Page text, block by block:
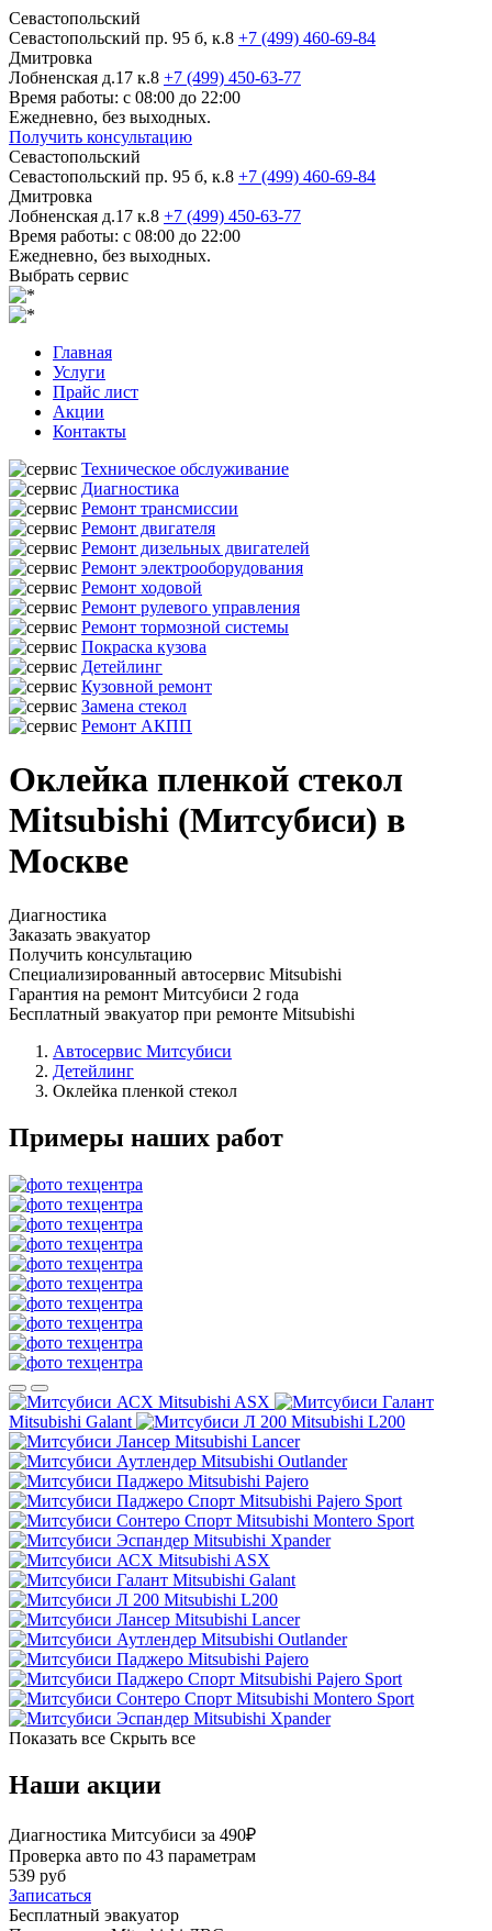
Севастопольский
Севастопольский пр. 95 б, к.8 +7 (499) 460-69-84
Дмитровка
Лобненская д.17 к.8 +7 (499) 450-63-77
Время работы: с 08:00 до 22:00
Ежедневно, без выходных.
Получить консультацию
Севастопольский
Севастопольский пр. 95 б, к.8 +7 (499) 460-69-84
Дмитровка
Лобненская д.17 к.8 +7 (499) 450-63-77
Время работы: с 08:00 до 22:00
Ежедневно, без выходных.
Выбрать сервис
Главная
Услуги
Прайс лист
Акции
Контакты
Техническое обслуживание
Диагностика
Ремонт трансмиссии
Ремонт двигателя
Ремонт дизельных двигателей
Ремонт электрооборудования
Ремонт ходовой
Ремонт рулевого управления
Ремонт тормозной системы
Покраска кузова
Детейлинг
Кузовной ремонт
Замена стекол
Ремонт АКПП
Оклейка пленкой стекол
Mitsubishi (Митсубиси) в
Москве
Диагностика
Заказать эвакуатор
Получить консультацию
Специализированный автосервис Mitsubishi
Гарантия на ремонт Митсубиси 2 года
Бесплатный эвакуатор при ремонте Mitsubishi
Автосервис Митсубиси
Детейлинг
Оклейка пленкой стекол
Примеры наших работ
Mitsubishi ASX
Mitsubishi Galant
Mitsubishi L200
Mitsubishi Lancer
Mitsubishi Outlander
Mitsubishi Pajero
Mitsubishi Pajero Sport
Mitsubishi Montero Sport
Mitsubishi Xpander
Mitsubishi ASX
Mitsubishi Galant
Mitsubishi L200
Mitsubishi Lancer
Mitsubishi Outlander
Mitsubishi Pajero
Mitsubishi Pajero Sport
Mitsubishi Montero Sport
Mitsubishi Xpander
Показать все Скрыть все
Наши акции
Диагностика Митсубиси за 490₽
Проверка авто по 43 параметрам
539 руб
Записаться
Бесплатный эвакуатор